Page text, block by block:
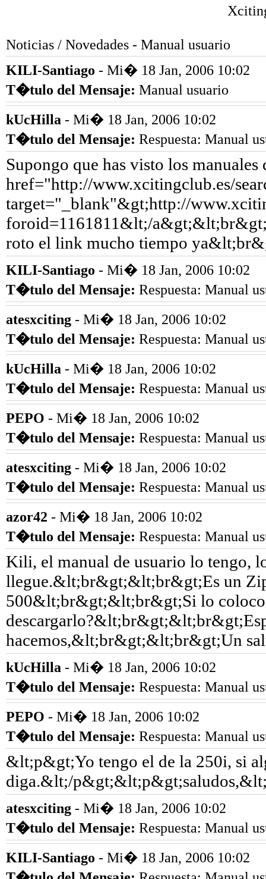
Noticias / Novedades - Manual usuario
KILI-Santiago - Mi� 18 Jan, 2006 10:02
T�tulo del Mensaje: Manual usuario
kUcHilla - Mi� 18 Jan, 2006 10:02
T�tulo del Mensaje: Respuesta: Manual
Supongo que has visto los
href="http://www.xcitingclub.es/
target="_blank"&gt;http://
foroid=1161811&lt;/
roto el link mucho tiempo
KILI-Santiago - Mi� 18 Jan, 2006 10:02
T�tulo del Mensaje: Respuesta: Manual
atesxciting - Mi� 18 Jan, 2006 10:02
T�tulo del Mensaje: Respuesta: Manual
kUcHilla - Mi� 18 Jan, 2006 10:02
T�tulo del Mensaje: Respuesta: Manual
PEPO - Mi� 18 Jan, 2006 10:02
T�tulo del Mensaje: Respuesta: Manual
atesxciting - Mi� 18 Jan, 2006 10:02
T�tulo del Mensaje: Respuesta: Manual
azor42 - Mi� 18 Jan, 2006 10:02
T�tulo del Mensaje: Respuesta: Manual
Kili, el manual de usuario lo tengo,
llegue.&lt;br&gt;&lt;br&gt;Es un
500&lt;br&gt;&lt;br&gt;Si lo coloco
hacemos,&lt;br&gt;&lt;br&gt;Un
kUcHilla - Mi� 18 Jan, 2006 10:02
T�tulo del Mensaje: Respuesta: Manual
PEPO - Mi� 18 Jan, 2006 10:02
T�tulo del Mensaje: Respuesta: Manual
&lt;p&gt;Yo tengo el de la 250i, si
diga.&lt;/
atesxciting - Mi� 18 Jan, 2006 10:02
T�tulo del Mensaje: Respuesta: Manual
KILI-Santiago - Mi� 18 Jan, 2006 10:02